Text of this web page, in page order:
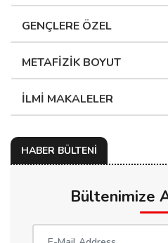
GENÇLERE ÖZEL
METAFİZİK BOYUT
İLMİ MAKALELER
HABER BÜLTENİ
Bültenimize